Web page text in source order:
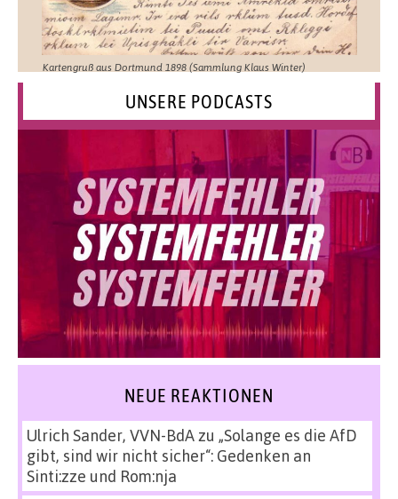
Kartengruß aus Dortmund 1898 (Sammlung Klaus Winter)
UNSERE PODCASTS
NEUE REAKTIONEN
Ulrich Sander, VVN-BdAzu „Solange es die AfD
gibt, sind wir nicht sicher“: Gedenken an
Sinti:zze und Rom:nja